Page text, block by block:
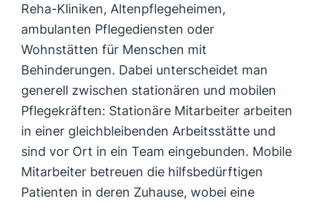
Reha-Kliniken, Altenpflegeheimen,
ambulanten Pflegediensten oder
Wohnstätten für Menschen mit
Behinderungen. Dabei unterscheidet man
generell zwischen stationären und mobilen
Pflegekräften: Stationäre Mitarbeiter arbeiten
in einer gleichbleibenden Arbeitsstätte und
sind vor Ort in ein Team eingebunden. Mobile
Mitarbeiter betreuen die hilfsbedürftigen
Patienten in deren Zuhause, wobei eine